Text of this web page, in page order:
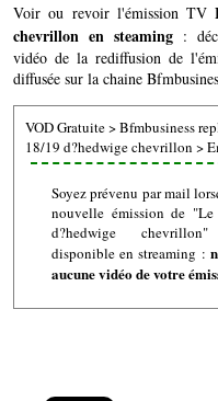
Voir ou revoir l'émission TV
chevrillon en steaming :
vidéo de la rediffusion de
diffusée sur la chaine
VOD Gratuite>Bfmbusiness
18/19 d?hedwige chevrillon >
Soyez prévenu par mail
nouvelle émission de "Le
d?hedwige
disponible en streaming :
aucune vidéo de votre